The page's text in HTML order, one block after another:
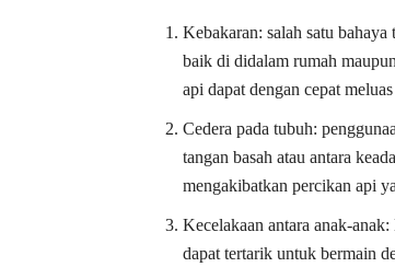
Kebakaran: salah satu
baik di didalam rumah
api dapat dengan cepat
Cedera pada tubuh:
tangan basah atau antara
mengakibatkan percikan api
Kecelakaan antara anak-
dapat tertarik untuk bermain